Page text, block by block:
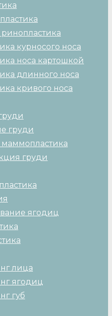
курносого носа
носа картошкой
длинного носа
кривого носа
груди
маммопластика
груди
ягодиц
лица
ягодиц
губ